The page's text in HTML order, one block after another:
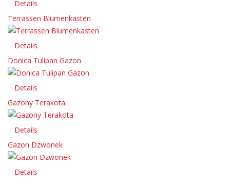
Details
Terrassen Blumenkasten
Details
Donica Tulipan Gazon
Details
Gazony Terakota
Details
Gazon Dzwonek
Details